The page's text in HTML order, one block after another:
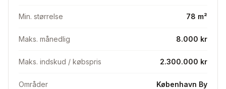
Min. størrelse 78 m²
Maks. månedlig 8.000 kr
Maks. indskud / købspris 2.300.000 kr
Områder København By